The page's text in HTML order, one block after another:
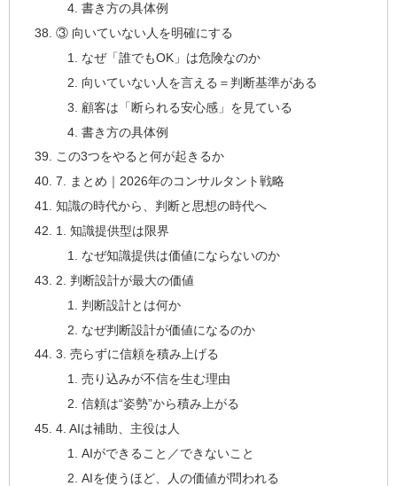
書き方の具体例
③ 向いていない人を明確にする
なぜ「誰でもOK」は危険なのか
向いていない人を言える＝判断基準がある
顧客は「断られる安心感」を見ている
書き方の具体例
この3つをやると何が起きるか
7. まとめ｜2026年のコンサルタント戦略
知識の時代から、判断と思想の時代へ
1. 知識提供型は限界
なぜ知識提供は価値にならないのか
2. 判断設計が最大の価値
判断設計とは何か
なぜ判断設計が価値になるのか
3. 売らずに信頼を積み上げる
売り込みが不信を生む理由
信頼は“姿勢”から積み上がる
4. AIは補助、主役は人
AIができること／できないこと
AIを使うほど、人の価値が問われる